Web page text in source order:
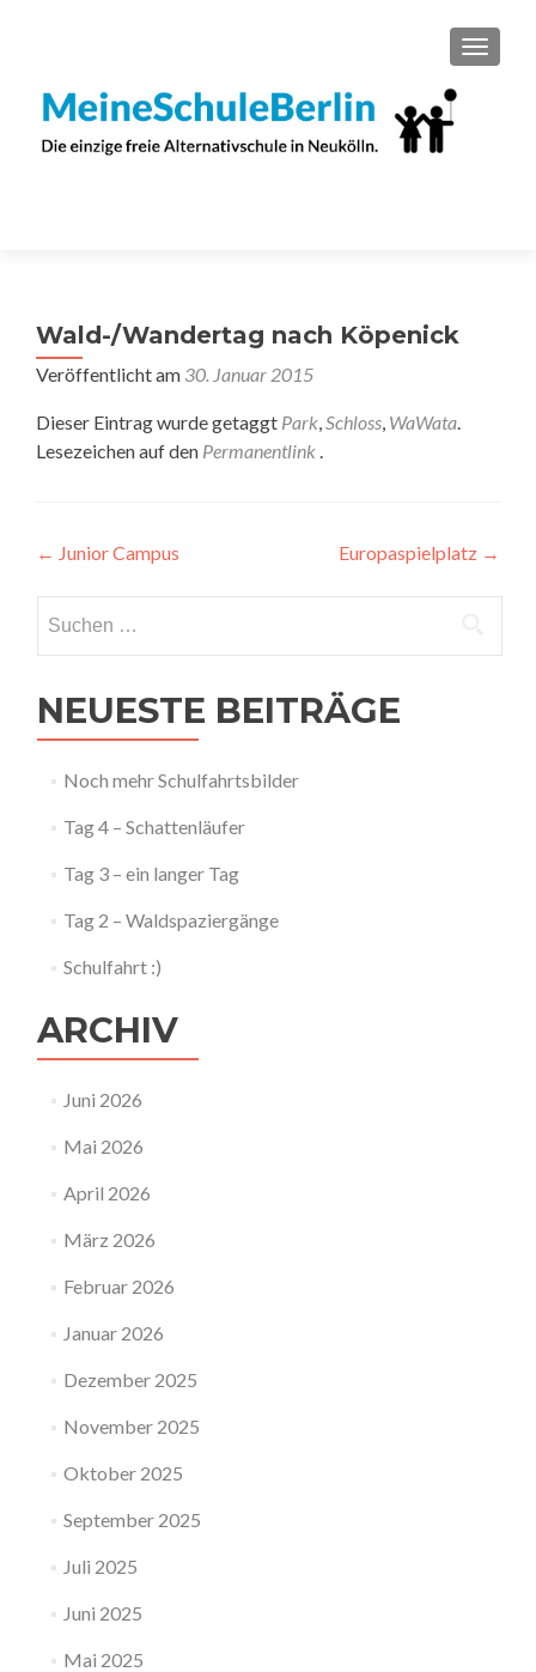
Wald-/Wandertag nach Köpenick
Veröffentlicht am 30. Januar 2015
Dieser Eintrag wurde getaggt Park,Schloss, WaWata.
Lesezeichen auf den Permanentlink .
Artikel-
Navigation
← Junior Campus Europaspielplatz →
nach:
NEUESTE BEITRÄGE
Noch mehr Schulfahrtsbilder
Tag 4 – Schattenläufer
Tag 3 – ein langer Tag
Tag 2 – Waldspaziergänge
Schulfahrt :)
ARCHIV
Juni 2026
Mai 2026
April 2026
März 2026
Februar 2026
Januar 2026
Dezember 2025
November 2025
Oktober 2025
September 2025
Juli 2025
Juni 2025
Mai 2025